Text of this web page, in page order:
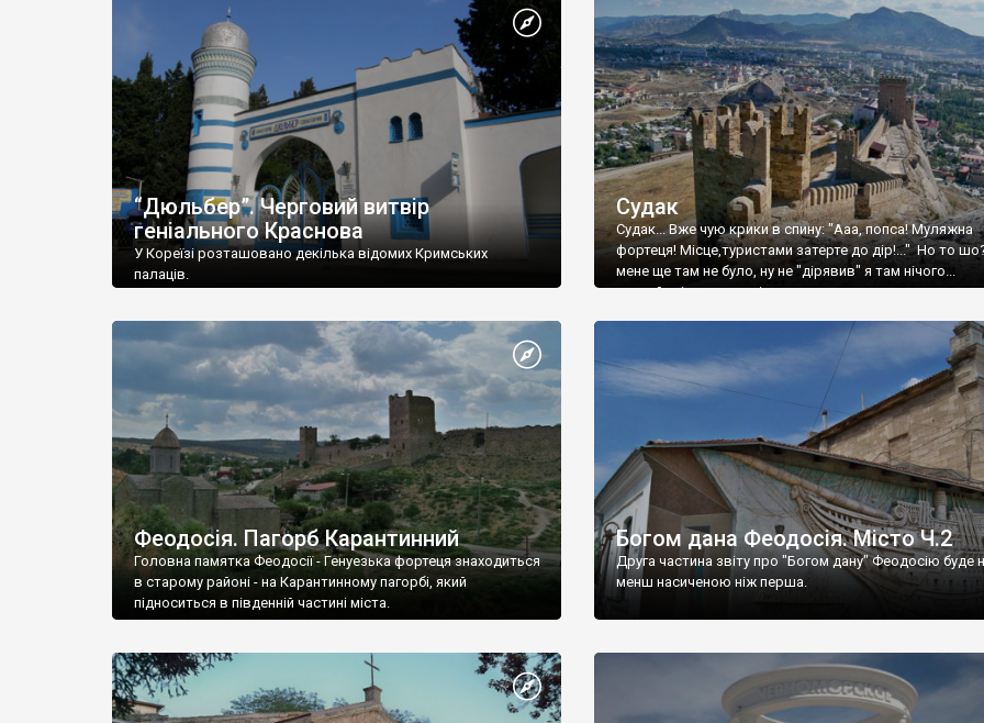
“Дюльбер”. Черговий витвір
геніального Краснова
У Кореїзі розташовано декілька відомих Кримських
палаців.
Судак
Судак... Вже чую крики в спину: "Ааа, попса! Муляжна
фортеця! Місце,туристами затерте до дір!..." Но то
мене ще там не було, ну не "дірявив" я там нічого...
принаймні до цього літа.
Феодосія. Пагорб Карантинний
Головна памятка Феодосії - Генуезька фортеця знаходиться
в старому районі - на Карантинному пагорбі, який
підноситься в південній частині міста.
Богом дана Феодосія. Місто Ч.2
Друга частина звіту про "Богом дану" Феодосію буде
менш насиченою ніж перша.